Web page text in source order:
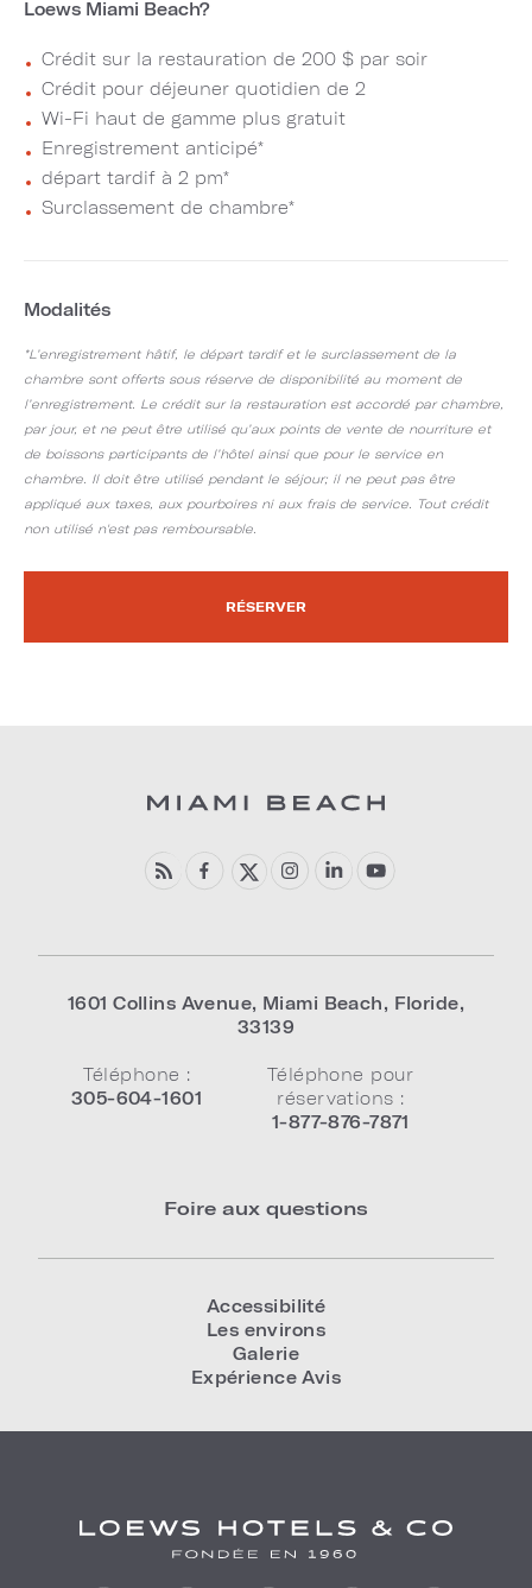
Loews Miami Beach?
Crédit sur la restauration de 200 $ par soir
Crédit pour déjeuner quotidien de 2
Wi-Fi haut de gamme plus gratuit
Enregistrement anticipé*
départ tardif à 2 pm*
Surclassement de chambre*
Modalités
*L’enregistrement hâtif, le départ tardif et le surclassement de la
chambre sont offerts sous réserve de disponibilité au moment de
l’enregistrement. Le crédit sur la restauration est accordé par chambre,
par jour, et ne peut être utilisé qu’aux points de vente de nourriture et
de boissons participants de l’hôtel ainsi que pour le service en
chambre. Il doit être utilisé pendant le séjour; il ne peut pas être
appliqué aux taxes, aux pourboires ni aux frais de service. Tout crédit
non utilisé n'est pas remboursable.
RÉSERVER
1601 Collins Avenue, Miami Beach, Floride,
33139
Téléphone :
305-604-1601
Téléphone pour
réservations :
1-877-876-7871
Foire aux questions
Accessibilité
Les environs
Galerie
Expérience Avis